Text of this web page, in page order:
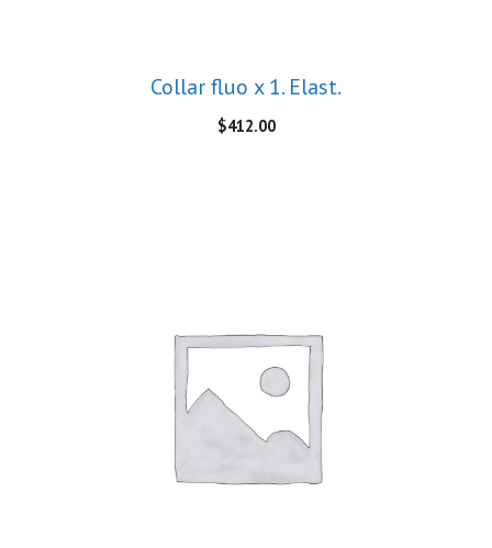
Collar fluo x 1. Elast.
$412.00